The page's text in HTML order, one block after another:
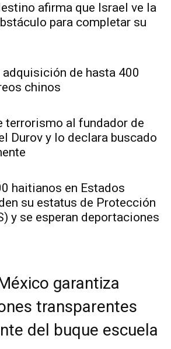
afirma que Israel ve la
para completar su
adquisición de hasta 400
chinos
terrorismo al fundador de
Durov y lo declara buscado
haitianos en Estados
su estatus de Protección
y se esperan deportaciones
garantiza
transparentes
del buque escuela